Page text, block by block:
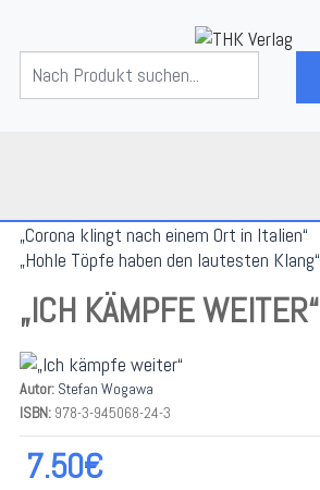
„Corona klingt nach einem Ort in Italien“
„Hohle Töpfe haben den lautesten Klang“
„ICH KÄMPFE WEITER“
Autor: Stefan Wogawa
ISBN: 978-3-945068-24-3
7.50€